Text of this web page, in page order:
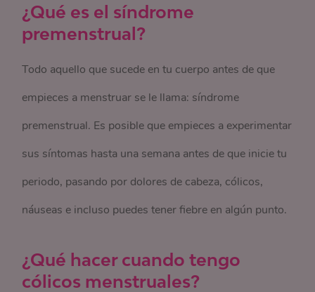
¿Qué es el síndrome
premenstrual?
Todo aquello que sucede en tu cuerpo antes de que
empieces a menstruar se le llama: síndrome
premenstrual. Es posible que empieces a experimentar
sus síntomas hasta una semana antes de que inicie tu
periodo, pasando por dolores de cabeza, cólicos,
náuseas e incluso puedes tener fiebre en algún punto.
¿Qué hacer cuando tengo
cólicos menstruales?